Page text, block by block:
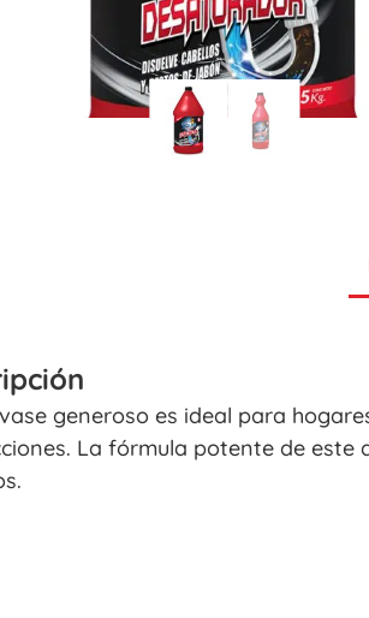
generoso es ideal para
La fórmula potente de este